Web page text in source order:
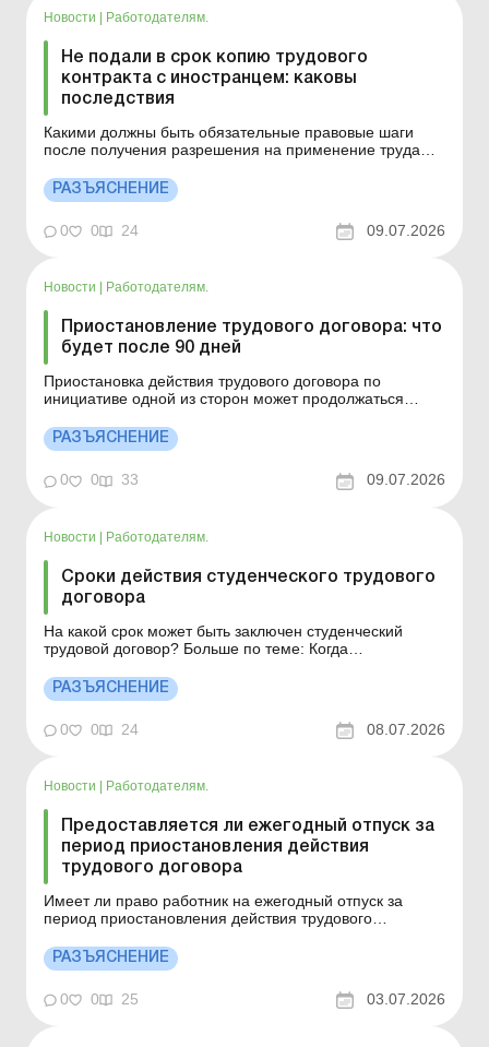
Новости Работодателям.
Не подали в срок копию трудового
контракта с иностранцем: каковы
последствия
Какими должны быть обязательные правовые шаги
после получения разрешения на применение труда
законодательства – читайте в этом материале. Больше
по теме: Трудоустройство иностранцев: нюансы
оформления Заключение трудового договора
(контракта) с и...
РАЗЪЯСНЕНИЕ
0 0 24 09.07.2026
Новости Работодателям.
Приостановление трудового договора: что
будет после 90 дней
Приостановка действия трудового договора по
инициативе одной из сторон может продолжаться
действия военного положения. Что делать после
истечения срока? Больше по теме: Увольнение
работников по сокращению во время приостановления
РАЗЪЯСНЕНИЕ
0 0 33 09.07.2026
Новости | Работодателям.
Сроки действия студенческого трудового
договора
На какой срок может быть заключен студенческий
трудовой договор? Больше по теме: Когда
студенту Практика студентов заведений
профессионального и высшего образования: общее и
практики студентом заведений пр...
РАЗЪЯСНЕНИЕ
0 0 24 08.07.2026
Новости | Работодателям.
Предоставляется ли ежегодный отпуск за
период приостановления действия
трудового договора
Имеет ли право работник на ежегодный отпуск за
период приостановления действия трудового
Государственная поддержка работодателей во время
простоя или приостановления действия трудового
договора: что изменится с ...
РАЗЪЯСНЕНИЕ
0 0 25 03.07.2026